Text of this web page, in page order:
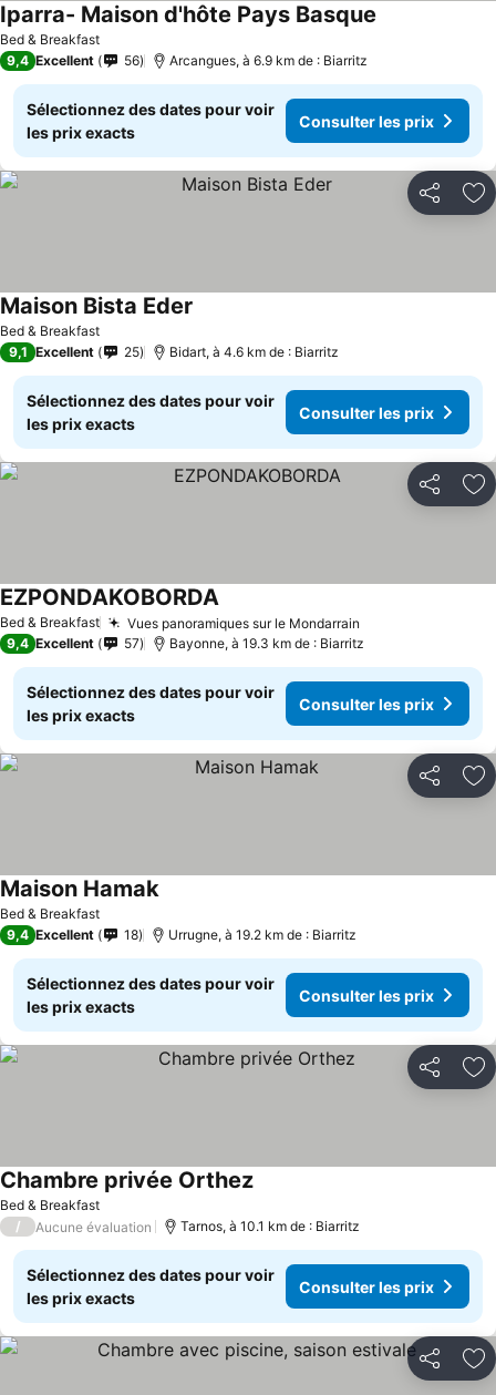
Bed & Breakfast
Iparra- Maison d'hôte Pays Basque
9,4 Excellent 56 Arcangues, à 6.9 km de : Biarritz
Sélectionnez des dates pour voir
les prix exacts
Consulter les prix
Partager
Bed & Breakfast
Maison Bista Eder
9,1 Excellent 25 Bidart, à 4.6 km de : Biarritz
Sélectionnez des dates pour voir
les prix exacts
Consulter les prix
Partager
Bed & Breakfast Vues panoramiques sur le Mondarrain
EZPONDAKOBORDA
9,4 Excellent 57 Bayonne, à 19.3 km de : Biarritz
Sélectionnez des dates pour voir
les prix exacts
Consulter les prix
Partager
Bed & Breakfast
Maison Hamak
9,4 Excellent 18 Urrugne, à 19.2 km de : Biarritz
Sélectionnez des dates pour voir
les prix exacts
Consulter les prix
Partager
Bed & Breakfast
Chambre privée Orthez
/ Aucune évaluation Tarnos, à 10.1 km de : Biarritz
Sélectionnez des dates pour voir
les prix exacts
Consulter les prix
Partager